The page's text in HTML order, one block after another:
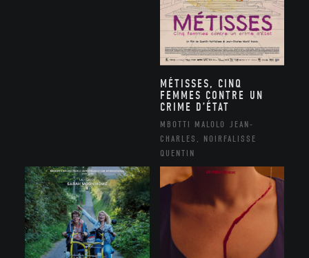
MÉTISSES, CINQ
FEMMES CONTRE UN
CRIME D’ÉTAT
MBOTTI MALOLO JEAN-
CHARLES, NOIRFALISSE
QUENTIN